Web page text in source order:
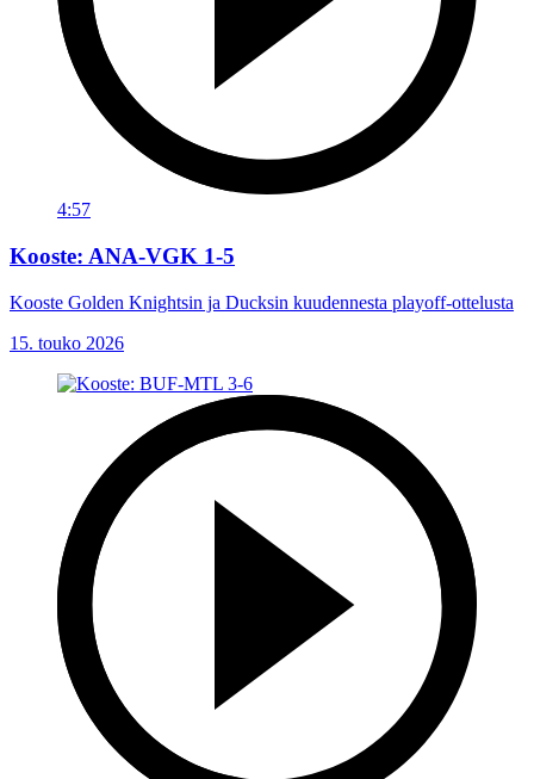
4:57
Kooste: ANA-VGK 1-5
Kooste Golden Knightsin ja Ducksin kuudennesta playoff-ottelusta
15. touko 2026